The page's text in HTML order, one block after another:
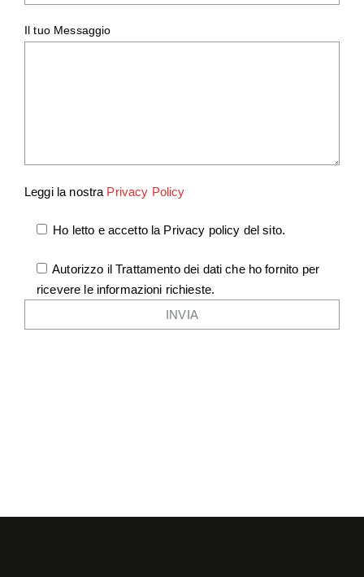
Il tuo Messaggio
Leggi la nostra Privacy Policy
Ho letto e accetto la Privacy policy del sito.
Autorizzo il Trattamento dei dati che ho fornito per
ricevere le informazioni richieste.